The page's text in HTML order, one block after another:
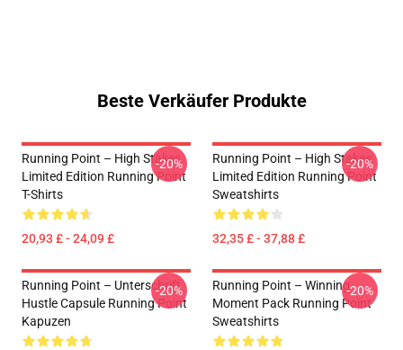
Beste Verkäufer Produkte
Running Point – High Stakes
Limited Edition Running Point
T-Shirts
20,93 £ - 24,09 £
-20%
Running Point – High Stakes
Limited Edition Running Point
Sweatshirts
32,35 £ - 37,88 £
-20%
Running Point – Unterschrift
Hustle Capsule Running Point
Kapuzen
-20%
Running Point – Winning
Moment Pack Running Point
Sweatshirts
-20%